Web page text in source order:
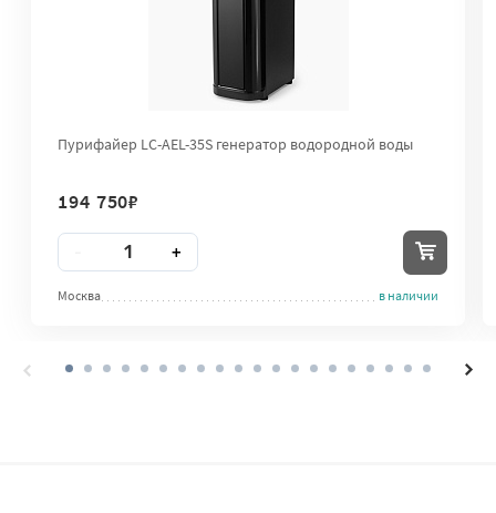
Пурифайер LC-AEL-35S генератор водородной воды
194 750₽
Количество +
Москва в наличии